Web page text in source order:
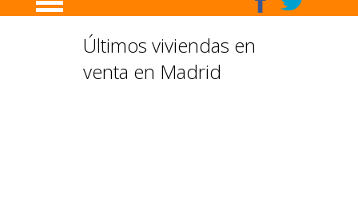
Últimos viviendas en
venta en Madrid